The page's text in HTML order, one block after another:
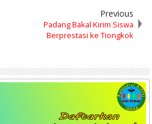
Previous
Padang Bakal Kirim Siswa
Berprestasi ke Tiongkok